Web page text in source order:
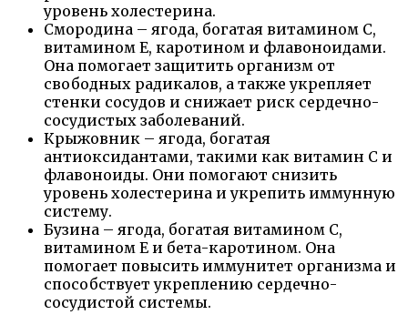
уровень холестерина.
Смородина – ягода, богатая витамином С,
витамином E, каротином и флавоноидами.
Она помогает защитить организм от
свободных радикалов, а также укрепляет
стенки сосудов и снижает риск сердечно-
сосудистых заболеваний.
Крыжовник – ягода, богатая
антиоксидантами, такими как витамин С и
флавоноиды. Они помогают снизить
уровень холестерина и укрепить иммунную
систему.
Бузина – ягода, богатая витамином С,
витамином Е и бета-каротином. Она
помогает повысить иммунитет организма и
способствует укреплению сердечно-
сосудистой системы.